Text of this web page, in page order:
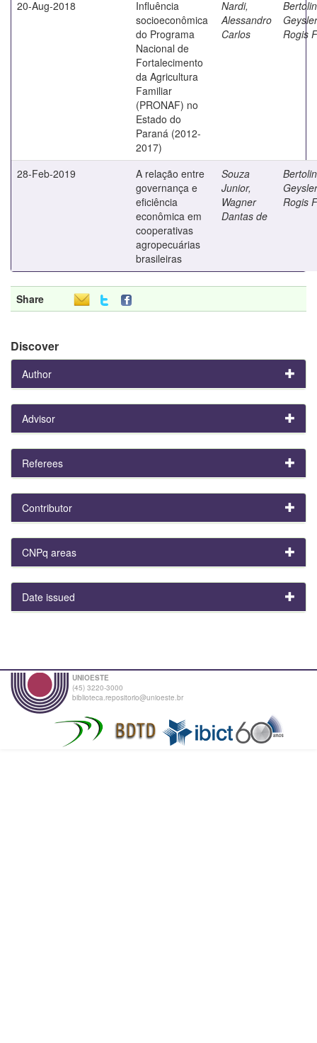
20-Aug-2018
Influência
socioeconômica
do Programa
Nacional de
Fortalecimento
da Agricultura
Familiar
(PRONAF) no
Estado do
Paraná (2012-
2017)
Nardi,
Alessandro
Carlos
Geysler
Rogis
28-Feb-2019
A relação entre
governança e
eficiência
econômica em
cooperativas
agropecuárias
brasileiras
Souza
Junior,
Wagner
Dantas de
Geysler
Rogis
Share
Discover
Author
Advisor
Referees
Contributor
CNPq areas
Date issued
UNIOESTE
(45) 3220-3000
biblioteca.repositorio@unioeste.br